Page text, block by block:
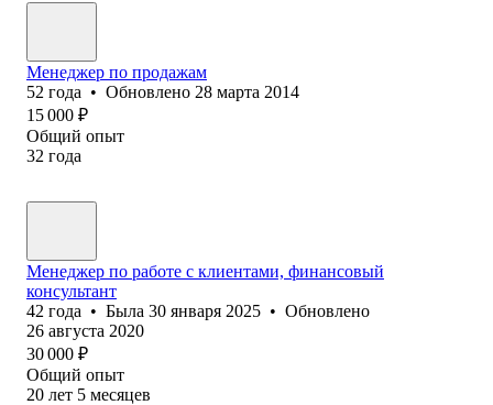
Менеджер по продажам
52 года • Обновлено 28 марта 2014
15 000 ₽
Общий опыт
32 года
Менеджер по работе с клиентами, финансовый
консультант
42 года • Была 30 января 2025 • Обновлено
26 августа 2020
30 000 ₽
Общий опыт
20 лет 5 месяцев